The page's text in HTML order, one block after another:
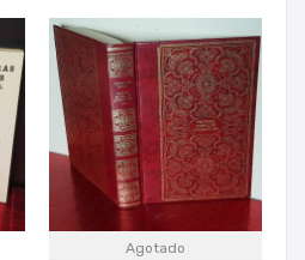
Agotado